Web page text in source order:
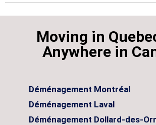
Moving in
Anywhere in
Déménagement Montréal
Déménagement Laval
Déménagement Dollard-des-